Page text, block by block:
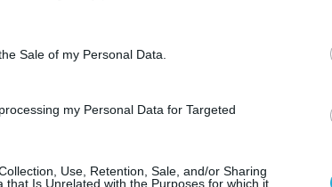
Sale of my Personal Data.
my Personal Data for Targeted
Use, Retention, Sale, and/or Sharing
that Is Unrelated with the Purposes for which it